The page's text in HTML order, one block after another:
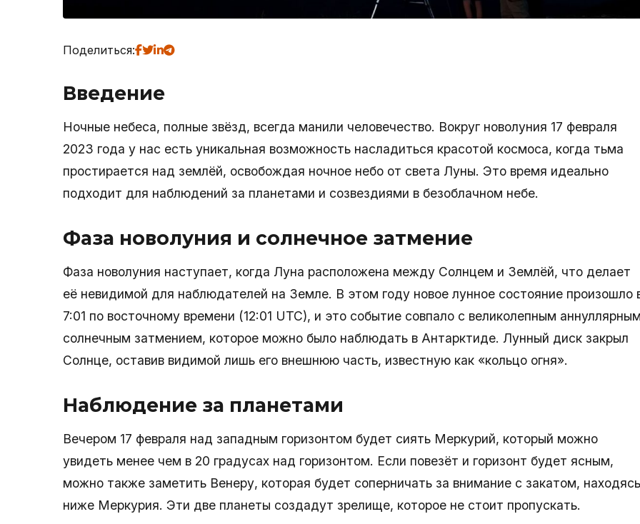
Поделиться:
Введение
Ночные небеса, полные звёзд, всегда манили человечество. Вокруг новолуния 17 февраля
2023 года у нас есть уникальная возможность насладиться красотой космоса, когда тьма
простирается над землёй, освобождая ночное небо от света Луны. Это время идеально
подходит для наблюдений за планетами и созвездиями в безоблачном небе.
Фаза новолуния и солнечное затмение
Фаза новолуния наступает, когда Луна расположена между Солнцем и Землёй, что делает
её невидимой для наблюдателей на Земле. В этом году новое лунное состояние произошло
7:01 по восточному времени (12:01 UTC), и это событие совпало с великолепным
солнечным затмением, которое можно было наблюдать в Антарктиде. Лунный диск закрыл
Солнце, оставив видимой лишь его внешнюю часть, известную как «кольцо огня».
Наблюдение за планетами
Вечером 17 февраля над западным горизонтом будет сиять Меркурий, который можно
увидеть менее чем в 20 градусах над горизонтом. Если повезёт и горизонт будет ясным,
можно также заметить Венеру, которая будет соперничать за внимание с закатом, находясь
ниже Меркурия. Эти две планеты создадут зрелище, которое не стоит пропускать.